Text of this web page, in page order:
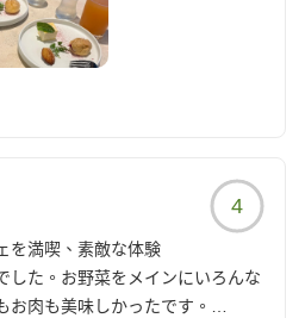
なスタッフに声掛けされ施設まで
が美味しかったこと!
、おつまみが並べてあって夜食に
で完備してて綺麗でした。
4
を満喫、素敵な体験
した。お野菜をメインにいろんな
お肉も美味しかったです。